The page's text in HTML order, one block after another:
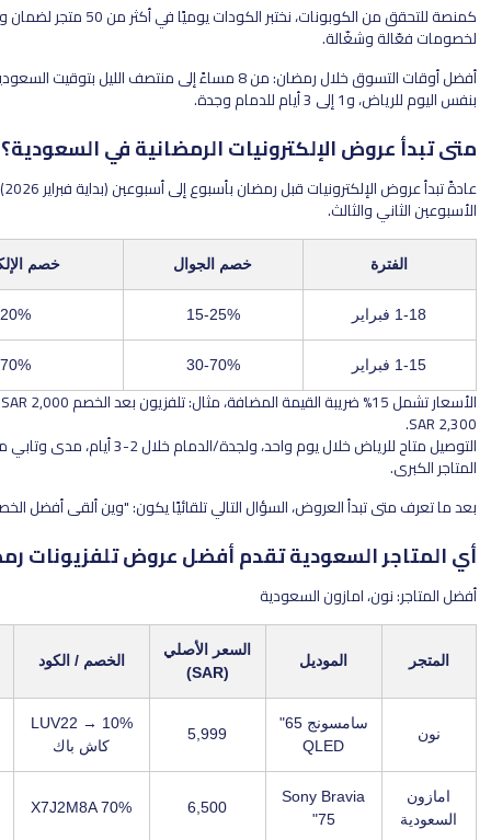
كمنصة للتحقق من الكوبونات، نختبر الكودات يوميًا في أكثر من 50 متجر لضمان وصول العملاء
أفضل أوقات التسوق خلال رمضان: من 8 مساءً إلى منتصف الليل بتوقيت السعودية (AST) – التوصيل
وجدة.
الإلكترونيات الرمضانية في السعودية؟
عادةً تبدأ عروض الإلكترونيات قبل رمضان بأسبوع إلى أسبوعين (بداية فبراير 2026) وتبلغ ذروتها في
خصم الإلكترونيات
الأسعار تشمل 15% ضريبة القيمة المضافة، مثال: تلفزيون بعد الخصم SAR 2,000 → مع الضريبة
التوصيل متاح للرياض خلال يوم واحد، ولجدة/الدمام خلال 2-3 أيام، مدى وتابي متوافقين مع كل
العروض، السؤال التالي تلقائيًا يكون: "وين ألقى أفضل الخصومات؟"
السعودية تقدم أفضل عروض تلفزيونات رمضان؟
امازون السعودية
الموديل
السعر الأصلي
(SAR)
الخصم / الكود
السعر النهائي +
الضريبة
QLED
5,999
كاش باك
3,448
Sony Bravia
75"
6,500
X7J2M8A 70%
7,475*